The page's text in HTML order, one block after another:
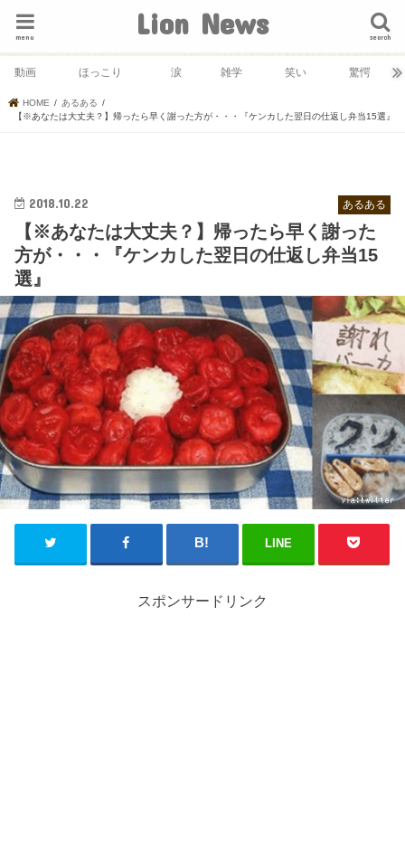
Lion News search
menu
動画 ほっこり 涙 雑学 笑い 驚愕
HOME
あるある
【※あなたは大丈夫？】帰ったら早く謝った方が・・・『ケンカした翌日の仕返し弁当15選』
あるある
2018.10.22
【※あなたは大丈夫？】帰ったら早く謝った
方が・・・『ケンカした翌日の仕返し弁当15
選』
LINE
スポンサードリンク